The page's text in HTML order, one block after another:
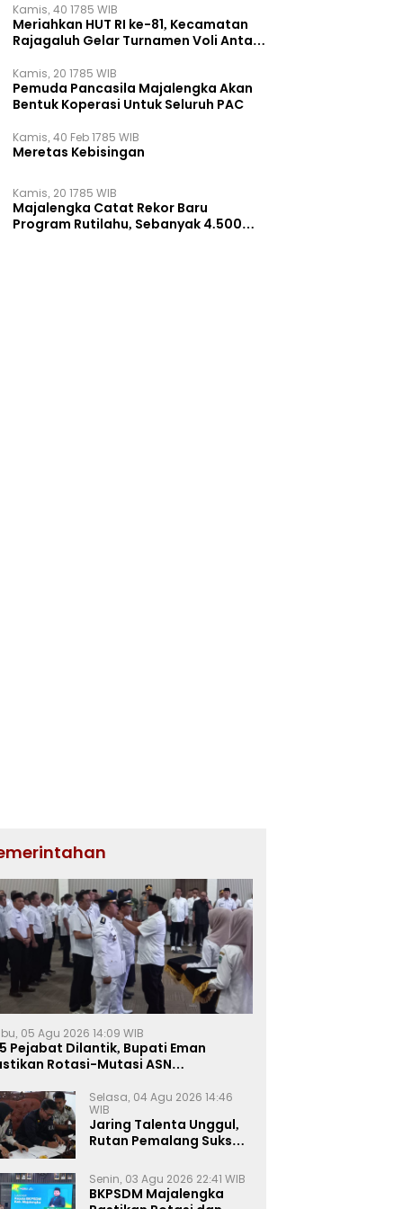
Kamis, 40 1785 WIB
Meriahkan HUT RI ke-81, Kecamatan
Rajagaluh Gelar Turnamen Voli Antar
Kamis, 20 1785 WIB
Pemuda Pancasila Majalengka Akan
Bentuk Koperasi Untuk Seluruh PAC
Kamis, 40 Feb 1785 WIB
Meretas Kebisingan
Kamis, 20 1785 WIB
Majalengka Catat Rekor Baru
Program Rutilahu, Sebanyak 4.500
05 Agu 2026 14:09 WIB
Pejabat Dilantik, Bupati Eman
Rotasi-Mutasi ASN
Selasa, 04 Agu 2026 14:46
WIB
Jaring Talenta Unggul,
Rutan Pemalang Sukses
Wawancara Magang
Kemnaker
Senin, 03 Agu 2026 22:41 WIB
BKPSDM Majalengka